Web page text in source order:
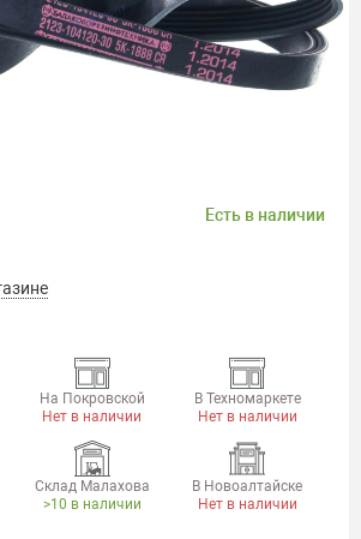
Есть в наличии
На Покровской
Нет в наличии
В Техномаркете
Нет в наличии
Склад Малахова
>10 в наличии
В Новоалтайске
Нет в наличии